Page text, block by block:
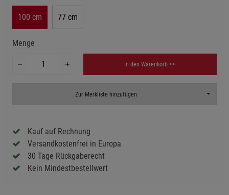
100 cm 77 cm
Menge
In den Warenkorb >>
Zur Merkliste hinzufügen Toggle
Kauf auf Rechnung
Versandkostenfrei in Europa
30 Tage Rückgaberecht
Kein Mindestbestellwert